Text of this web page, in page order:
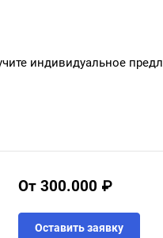
индивидуальное
От 300.000 ₽
Оставить заявку